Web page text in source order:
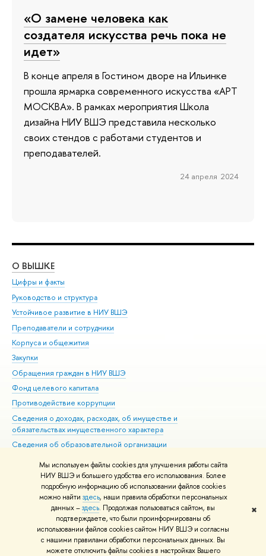
Мы используем файлы cookies для улучшения работы сайта
НИУ ВШЭ и большего удобства его использования. Более
подробную информацию об использовании файлов cookies
можно найти здесь, наши правила обработки персональных
данных –здесь. Продолжая пользоваться сайтом, вы
подтверждаете, что были проинформированы об
использовании файлов cookies сайтом НИУ ВШЭ и согласны
с нашими правилами обработки персональных данных. Вы
можете отключить файлы cookies в настройках Вашего
✖
«О замене человека как
создателя искусства речь пока не
идет»
В конце апреля в Гостином дворе на Ильинке
прошла ярмарка современного искусства «АРТ
МОСКВА». В рамках мероприятия Школа
дизайна НИУ ВШЭ представила несколько
своих стендов с работами студентов и
преподавателей.
24 апреля 2024
О ВЫШКЕ
Цифры и факты
Руководство и структура
Устойчивое развитие в НИУ ВШЭ
Преподаватели и сотрудники
Корпуса и общежития
Закупки
Обращения граждан в НИУ ВШЭ
Фонд целевого капитала
Противодействие коррупции
Сведения о доходах, расходах, об имуществе и
обязательствах имущественного характера
Сведения об образовательной организации
Людям с ограниченными возможностями здоровья
Единая платежная страница
Работа в Вышке
© НИУ ВШЭ 1993–2026 Адреса и контакты Условия использования
материалов Политика конфиденциальности Карта сайта
Шрифты HSE Sans и HSE Slab разработаны вШколе дизайна НИУ ВШЭ